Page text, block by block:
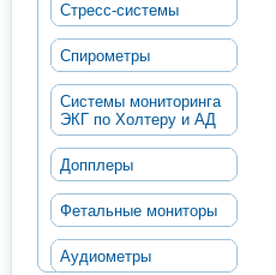
Стресс-системы
Спирометры
Системы мониторинга
ЭКГ по Холтеру и АД
Допплеры
Фетальные мониторы
Аудиометры